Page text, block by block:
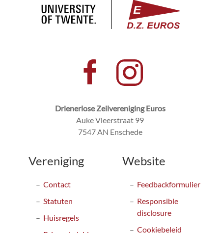
Drienerlose Zeilvereniging Euros
Auke Vleerstraat 99
7547 AN Enschede
Vereniging
Contact
Statuten
Huisregels
Website
Feedbackformulier
Responsible
disclosure
Cookiebeleid